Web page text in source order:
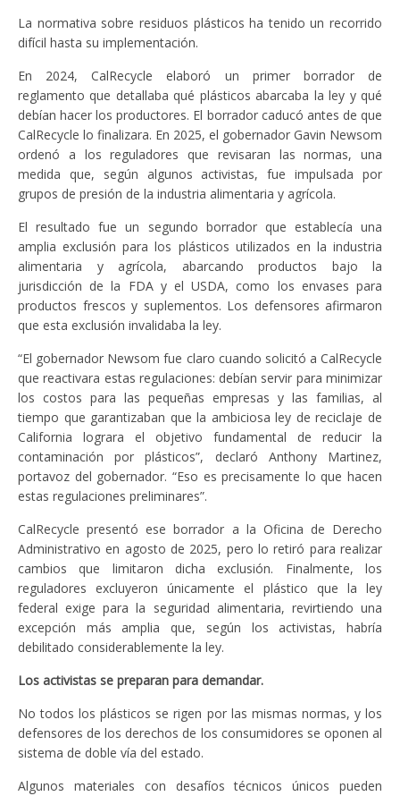
La normativa sobre residuos plásticos ha tenido un recorrido
difícil hasta su implementación.
En 2024, CalRecycle elaboró un primer borrador de
reglamento que detallaba qué plásticos abarcaba la ley y qué
debían hacer los productores. El borrador caducó antes de que
CalRecycle lo finalizara. En 2025, el gobernador Gavin Newsom
ordenó a los reguladores que revisaran las normas, una
medida que, según algunos activistas, fue impulsada por
grupos de presión de la industria alimentaria y agrícola.
El resultado fue un segundo borrador que establecía una
amplia exclusión para los plásticos utilizados en la industria
alimentaria y agrícola, abarcando productos bajo la
jurisdicción de la FDA y el USDA, como los envases para
productos frescos y suplementos. Los defensores afirmaron
que esta exclusión invalidaba la ley.
“El gobernador Newsom fue claro cuando solicitó a CalRecycle
que reactivara estas regulaciones: debían servir para minimizar
los costos para las pequeñas empresas y las familias, al
tiempo que garantizaban que la ambiciosa ley de reciclaje de
California lograra el objetivo fundamental de reducir la
contaminación por plásticos”, declaró Anthony Martinez,
portavoz del gobernador. “Eso es precisamente lo que hacen
estas regulaciones preliminares”.
CalRecycle presentó ese borrador a la Oficina de Derecho
Administrativo en agosto de 2025, pero lo retiró para realizar
cambios que limitaron dicha exclusión. Finalmente, los
reguladores excluyeron únicamente el plástico que la ley
federal exige para la seguridad alimentaria, revirtiendo una
excepción más amplia que, según los activistas, habría
debilitado considerablemente la ley.
Los activistas se preparan para demandar.
No todos los plásticos se rigen por las mismas normas, y los
defensores de los derechos de los consumidores se oponen al
sistema de doble vía del estado.
Algunos materiales con desafíos técnicos únicos pueden